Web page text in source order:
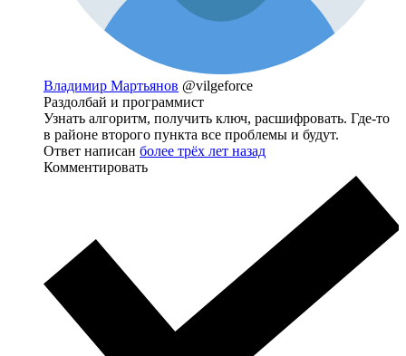
Владимир Мартьянов @vilgeforce
Раздолбай и программист
Узнать алгоритм, получить ключ, расшифровать. Где-то
в районе второго пункта все проблемы и будут.
Ответ написан более трёх лет назад
Комментировать